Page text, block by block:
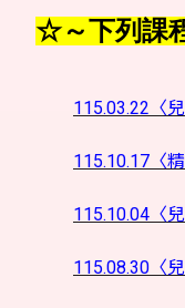
☆～下列課
115.03.22〈
115.10.17〈
115.10.04〈
115.08.30〈